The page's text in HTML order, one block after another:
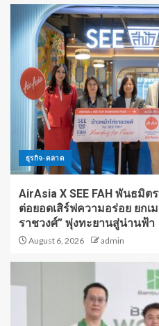
4
ยุท
ซีรี
ไท
เอ
เร่
ธุรกิจ-ตลาด
AirAsia X SEE FAH พันธมิ
ต่อยอดเสิร์ฟความอร่อย ยก
ราชวงศ์” พุ่งทะยานสู่น่านฟ้า
August 6, 2026 admin